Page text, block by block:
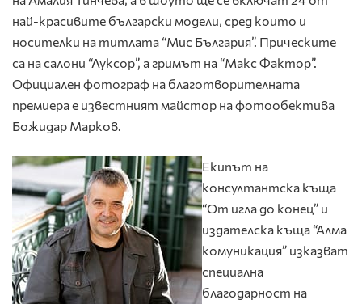
най-красивите български модели, сред които и
носителки на титлата “Мис България”. Прическите
са на салони “Луксор”, а гримът на “Макс Фактор”.
Официален фотограф на благотворителната
премиера е известният майстор на фотообектива
Божидар Марков.
Екипът на
консултантска къща
“От игла до конец” и
издателска къща “Алма
комуникация” изказват
специална
благодарност на